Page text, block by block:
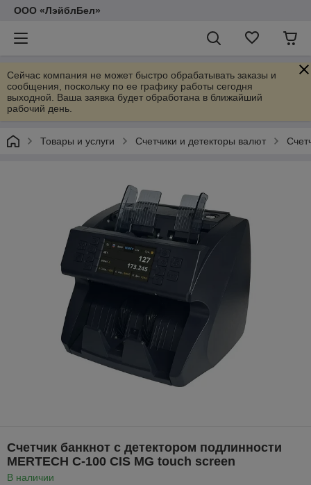
ООО «ЛэйблБел»
Сейчас компания не может быстро обрабатывать заказы и
сообщения, поскольку по ее графику работы сегодня
выходной. Ваша заявка будет обработана в ближайший
рабочий день.
Товары и услуги Счетчики и детекторы валют
Счетчик банкнот с детектором подлинности
MERTECH C-100 CIS MG touch screen
В наличии